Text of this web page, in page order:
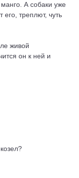
А собаки уже
его, треплют, чуть
живой
он к ней и